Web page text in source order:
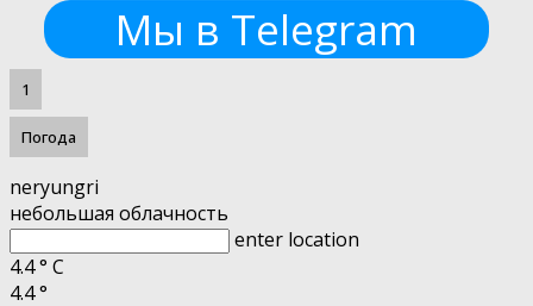
Мы в Telegram
1
Погода
neryungri
небольшая облачность
enter location
4.4° C
4.4°